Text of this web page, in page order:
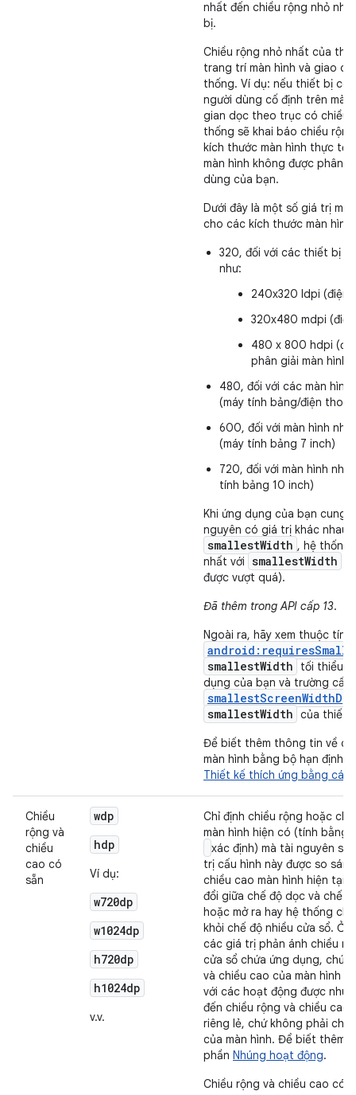
nhất đến chiều rộng nhỏ
bị.
Chiều rộng nhỏ nhất của
trang trí màn hình và giao
thống. Ví dụ: nếu thiết bị có
người dùng cố định trên màn
gian dọc theo trục có chiều
thống sẽ khai báo chiều
kích thước màn hình thực tế,
màn hình không được phân
dùng của bạn.
Dưới đây là một số giá trị
cho các kích thước màn hình
320, đối với các thiết bị
như:
240x320 ldpi (điện
320x480 mdpi
480 x 800 hdpi
phân giải màn hình
480, đối với các màn
(máy tính bảng/điện thoại
600, đối với màn hình
(máy tính bảng 7 inch)
720, đối với màn hình
tính bảng 10 inch)
Khi ứng dụng của bạn cung
nguyên có giá trị khác nhau
smallestWidth , hệ thống
nhất với smallestWidth
được vượt quá).
Đã thêm trong API cấp 13.
Ngoài ra, hãy xem thuộc tính
smallestWidth
tối thiểu
dụng của bạn và trường cấu
smallestScreenWidthDp
smallestWidth của thiết
Để biết thêm thông tin về
màn hình bằng bộ hạn định
Thiết kế thích ứng bằng các
Chiều
rộng và
chiều
cao có
sẵn
wdp
hdp
Ví dụ:
w720dp
w1024dp
h720dp
h1024dp
v.v.
Chỉ định chiều rộng hoặc
màn hình hiện có (tính bằng
xác định) mà tài nguyên sẽ
trị cấu hình này được so
chiều cao màn hình hiện tại
đổi giữa chế độ dọc và chế
hoặc mở ra hay hệ thống
khỏi chế độ nhiều cửa sổ. Ở
các giá trị phản ánh chiều
cửa sổ chứa ứng dụng, chứ
và chiều cao của màn hình
với các hoạt động được
đến chiều rộng và chiều
riêng lẻ, chứ không phải
của màn hình. Để biết thêm
phần Nhúng hoạt động.
Chiều rộng và chiều cao có